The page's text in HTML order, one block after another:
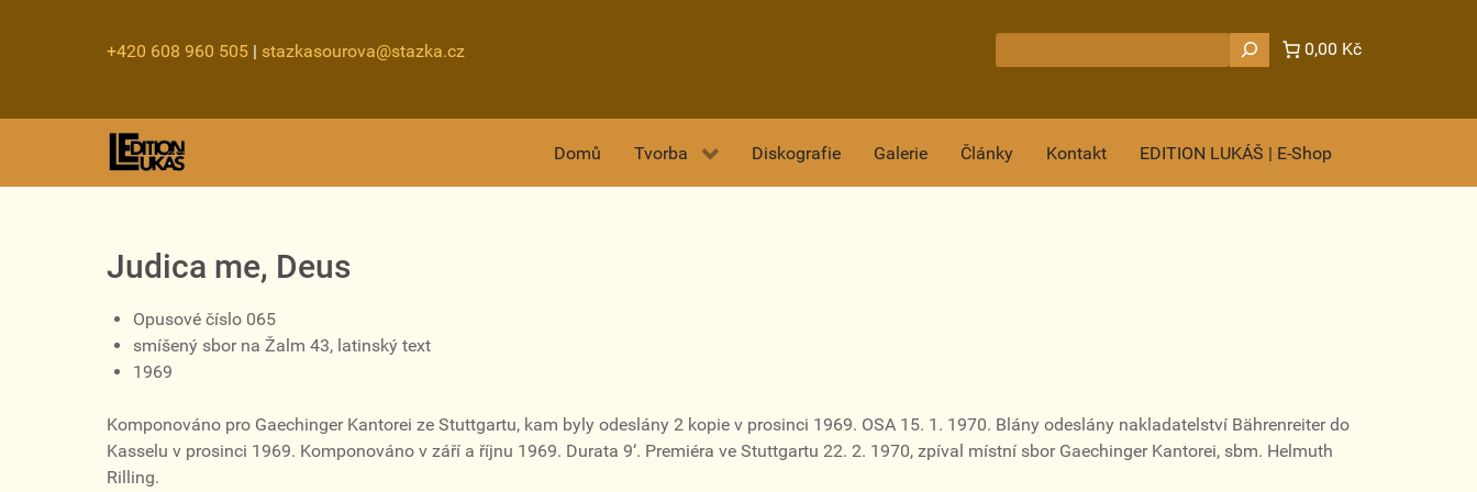
+420 608 960 505 | stazkasourova@stazka.cz 0,00 Kč
Domů Tvorba Diskografie Galerie Články Kontakt EDITION LUKÁŠ | E-Shop
Judica me, Deus
Opusové číslo 065
smíšený sbor na Žalm 43, latinský text
1969
Komponováno pro Gaechinger Kantorei ze Stuttgartu, kam byly odeslány 2 kopie v prosinci 1969. OSA 15. 1. 1970. Blány odeslány nakladatelství Bährenreiter do
Kasselu v prosinci 1969. Komponováno v září a říjnu 1969. Durata 9‘. Premiéra ve Stuttgartu 22. 2. 1970, zpíval místní sbor Gaechinger Kantorei, sbm. Helmuth
Rilling.